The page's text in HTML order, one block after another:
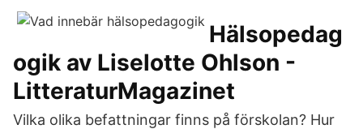
Hälsopedag
ogik av Liselotte Ohlson -
LitteraturMagazinet
Vilka olika befattningar finns på förskolan? Hur